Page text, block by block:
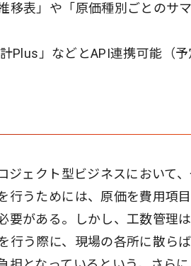
移表」や「原価種別ごとのサ
Plus」などとAPI連携可能（予
ジェクト型ビジネスにおいて
行うためには、原価を費用項
要がある。しかし、工数管理
行う際に、現場の各所に散ら